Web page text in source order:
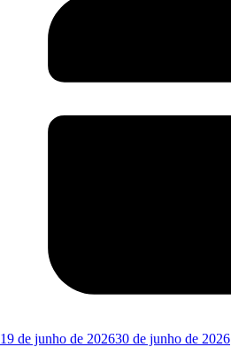
19 de junho de 202630 de junho de 2026